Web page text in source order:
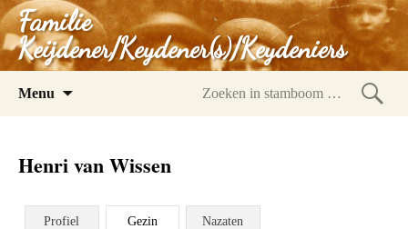
Familie
Keijdener/Keydener(s)/Keydeniers
Menu
Henri van Wissen
Profiel Gezin Nazaten